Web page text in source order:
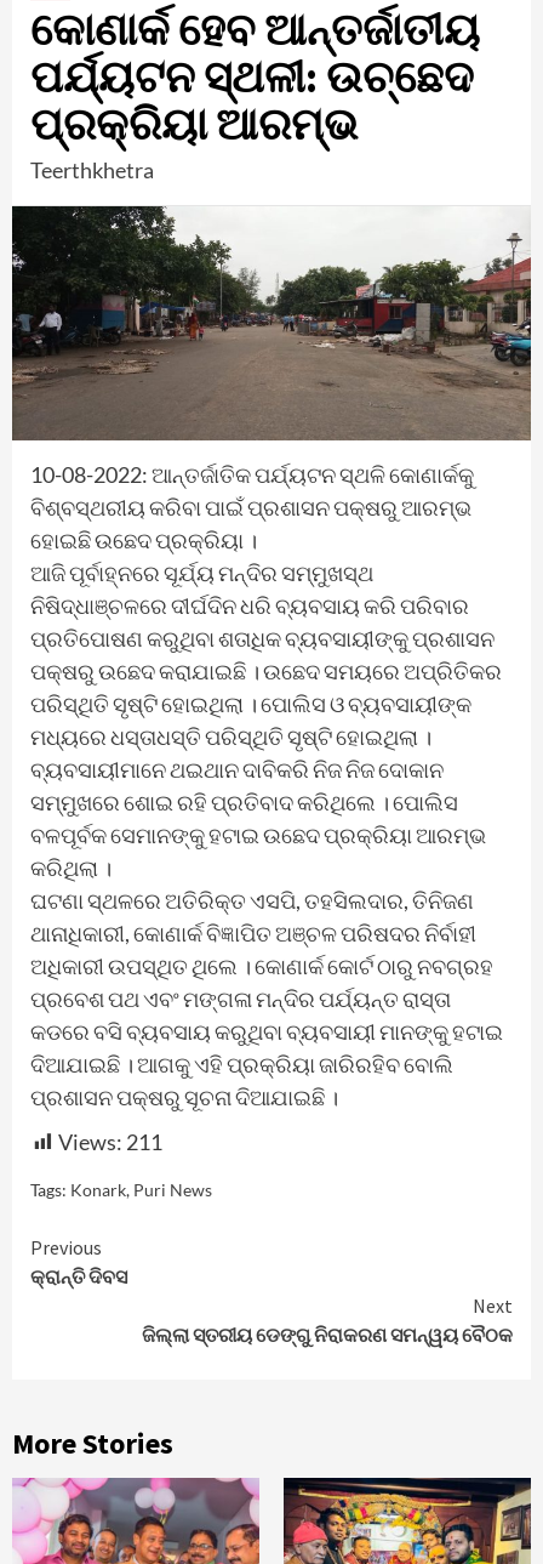
କୋଣାର୍କ ହେବ ଆନ୍ତର୍ଜାତୀୟ
ପର୍ଯ୍ୟଟନ ସ୍ଥଳୀ: ଉଚ୍ଛେଦ
ପ୍ରକ୍ରିୟା ଆରମ୍ଭ
Teerthkhetra
10-08-2022: ଆନ୍ତର୍ଜାତିକ ପର୍ଯ୍ୟଟନ ସ୍ଥଳି କୋଣାର୍କକୁ
ବିଶ୍ବସ୍ଥରୀୟ କରିବା ପାଇଁ ପ୍ରଶାସନ ପକ୍ଷରୁ ଆରମ୍ଭ
ହୋଇଛି ଉଛେଦ ପ୍ରକ୍ରିୟା ।
ଆଜି ପୂର୍ବାହ୍ନରେ ସୂର୍ଯ୍ୟ ମନ୍ଦିର ସମ୍ମୁଖସ୍ଥ
ନିଷିଦ୍ଧାଞ୍ଚଳରେ ଦୀର୍ଘଦିନ ଧରି ବ୍ୟବସାୟ କରି ପରିବାର
ପ୍ରତିପୋଷଣ କରୁଥିବା ଶତାଧିକ ବ୍ୟବସାୟୀଙ୍କୁ ପ୍ରଶାସନ
ପକ୍ଷରୁ ଉଛେଦ କରାଯାଇଛି । ଉଛେଦ ସମୟରେ ଅପ୍ରିତିକର
ପରିସ୍ଥିତି ସୃଷ୍ଟି ହୋଇଥିଲା । ପୋଲିସ ଓ ବ୍ୟବସାୟୀଙ୍କ
ମଧ୍ୟରେ ଧସ୍ତାଧସ୍ତି ପରିସ୍ଥିତି ସୃଷ୍ଟି ହୋଇଥିଲା ।
ବ୍ୟବସାୟୀମାନେ ଥଇଥାନ ଦାବିକରି ନିଜ ନିଜ ଦୋକାନ
ସମ୍ମୁଖରେ ଶୋଇ ରହି ପ୍ରତିବାଦ କରିଥିଲେ । ପୋଲିସ
ବଳପୂର୍ବକ ସେମାନଙ୍କୁ ହଟାଇ ଉଛେଦ ପ୍ରକ୍ରିୟା ଆରମ୍ଭ
କରିଥିଲା ।
ଘଟଣା ସ୍ଥଳରେ ଅତିରିକ୍ତ ଏସପି, ତହସିଲଦାର, ତିନିଜଣ
ଥାନାଧିକାରୀ, କୋଣାର୍କ ବିଜ୍ଞାପିତ ଅଞ୍ଚଳ ପରିଷଦର ନିର୍ବାହୀ
ଅଧିକାରୀ ଉପସ୍ଥିତ ଥିଲେ । କୋଣାର୍କ କୋର୍ଟ ଠାରୁ ନବଗ୍ରହ
ପ୍ରବେଶ ପଥ ଏବଂ ମଙ୍ଗଳା ମନ୍ଦିର ପର୍ଯ୍ୟନ୍ତ ରାସ୍ତା
କଡରେ ବସି ବ୍ୟବସାୟ କରୁଥିବା ବ୍ୟବସାୟୀ ମାନଙ୍କୁ ହଟାଇ
ଦିଆଯାଇଛି । ଆଗକୁ ଏହି ପ୍ରକ୍ରିୟା ଜାରିରହିବ ବୋଲି
ପ୍ରଶାସନ ପକ୍ଷରୁ ସୂଚନା ଦିଆଯାଇଛି ।
Views: 211
Tags: Konark, Puri News
Continue
Reading
Previous
କ୍ରାନ୍ତି ଦିବସ
Next
ଜିଲ୍ଲା ସ୍ତରୀୟ ଡେଙ୍ଗୁ ନିରାକରଣ ସମନ୍ୱୟ ବୈଠକ
More Stories